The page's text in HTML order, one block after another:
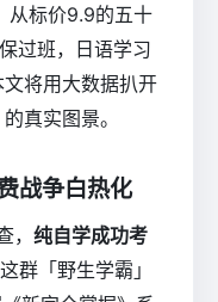
从标价9.9的五十
过班，日语学习
将用大数据扒开
真实图景。
战争白热化
纯自学成功考
群「野生学霸」